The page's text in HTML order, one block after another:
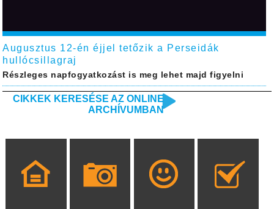
Augusztus 12-én éjjel tetőzik a Perseidák
hullócsillagraj
Részleges napfogyatkozást is meg lehet majd figyelni
CIKKEK KERESÉSE AZ ONLINE
ARCHÍVUMBAN